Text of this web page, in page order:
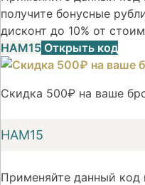
получите бонусные
дисконт до 10% от
НАМ15 Открыть код
Скидка 500₽ на ваше
НАМ15
Применяйте данный код